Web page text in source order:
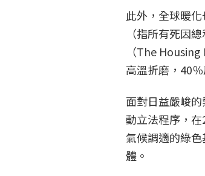
此外，全球暖
（指所有死因
（The
高溫折磨，40
面對日益嚴峻
動立法程序，
氣候調適的綠
體。